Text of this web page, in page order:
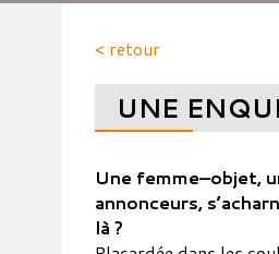
< retour
UNE
Une femme–objet,
annonceurs,
là ?